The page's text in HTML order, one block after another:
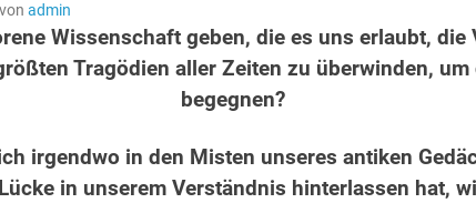
von admin
Wissenschaft geben, die es uns erlaubt, die
Tragödien aller Zeiten zu überwinden,
begegnen?
irgendwo in den Misten unseres antiken
in unserem Verständnis hinterlassen hat,